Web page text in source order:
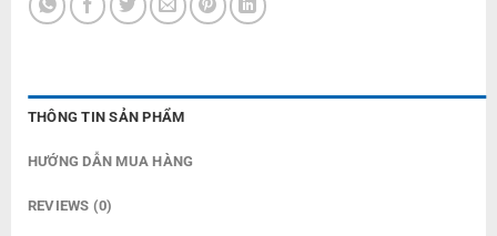
THÔNG TIN SẢN PHẨM
HƯỚNG DẪN MUA HÀNG
REVIEWS (0)